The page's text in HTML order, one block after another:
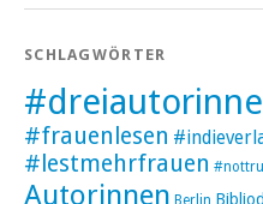
SCHLAGWÖRTER
#frauenlesen
#lestmehrfrauen
Autorinnen Berlin